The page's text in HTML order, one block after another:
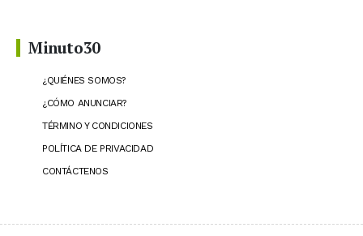
Minuto30
¿QUIÉNES SOMOS?
¿CÓMO ANUNCIAR?
TÉRMINO Y CONDICIONES
POLÍTICA DE PRIVACIDAD
CONTÁCTENOS